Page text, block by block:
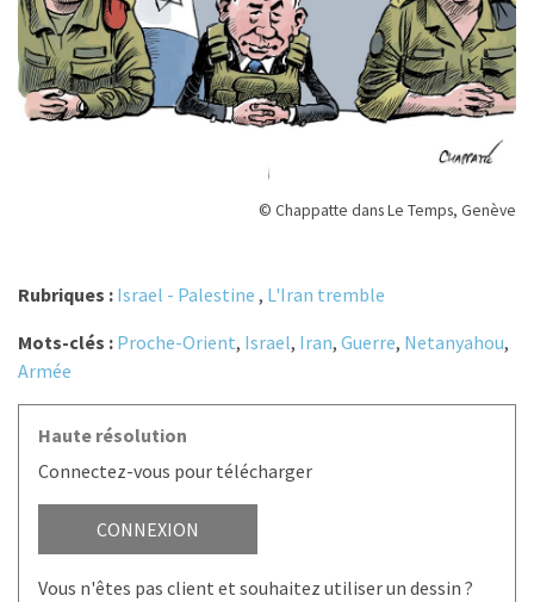
© Chappatte dans Le Temps, Genève
Rubriques : Israel - Palestine , L'Iran tremble
Mots-clés : Proche-Orient, Israel, Iran, Guerre, Netanyahou,
Armée
Haute résolution
Connectez-vous pour télécharger
CONNEXION
Vous n'êtes pas client et souhaitez utiliser un dessin ?